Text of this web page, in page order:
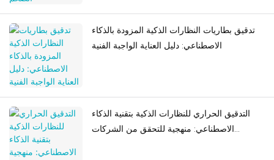
تدقيق بطاريات النظارات الذكية المزودة بالذكاء
الاصطناعي: دليل العناية الواجبة الفنية
التدقيق الحراري للنظارات الذكية بتقنية الذكاء
الاصطناعي: منهجية للتحقق من الشركات